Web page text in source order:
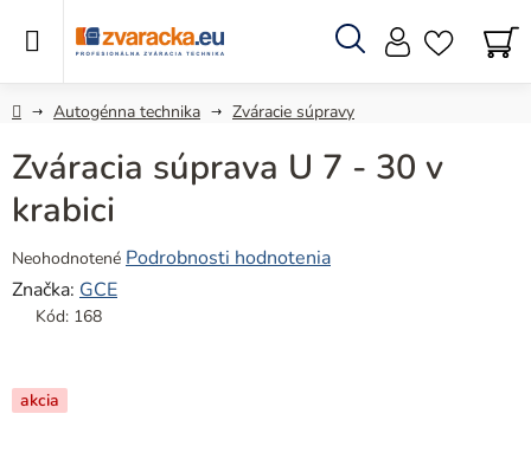
Hľadať
DomovAutogénna technika Zváracie súpravy
Zváracia súprava U 7 - 30 v
krabici
Priemerné
hodnotenie
produktu
z
5
Neohodnotené Podrobnosti hodnotenia
Značka: GCE
Kód: 168
akcia